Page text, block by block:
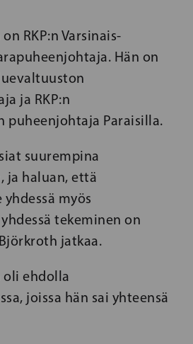
RKP:n Varsinais-
Hän on
ja RKP:n
puheenjohtaja Paraisilla.
suurempina
ja haluan, että
myös
tekeminen on
jatkaa.
oli ehdolla
joissa hän sai yhteensä